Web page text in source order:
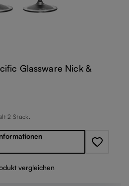
Glassware Nick &
2 Stück.
vergleichen